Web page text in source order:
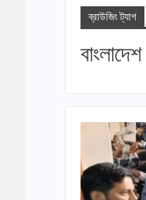
ব্রাউজিং ট্যাগ